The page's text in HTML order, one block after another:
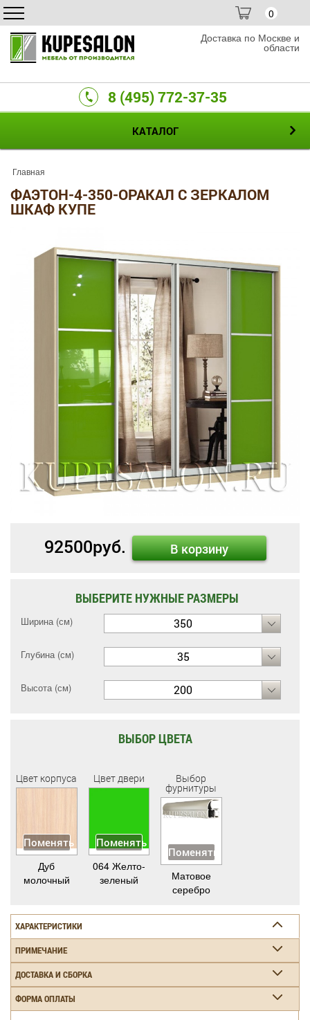
0
Доставка по Москве и
области
8 (495) 772-37-35
КАТАЛОГ
Главная
ФАЭТОН-4-350-ОРАКАЛ С ЗЕРКАЛОМ
ШКАФ КУПЕ
92500руб. В корзину
ВЫБЕРИТЕ НУЖНЫЕ РАЗМЕРЫ
Ширина (см) 350
Глубина (см) 35
Высота (см) 200
ВЫБОР ЦВЕТА
Цвет корпуса
Поменять
Дуб
молочный
Цвет двери
Поменять
064 Желто-
зеленый
Выбор
фурнитуры
Поменять
Матовое
серебро
ХАРАКТЕРИСТИКИ
ПРИМЕЧАНИЕ
ДОСТАВКА И СБОРКА
ФОРМА ОПЛАТЫ